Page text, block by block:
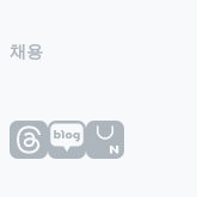
채용